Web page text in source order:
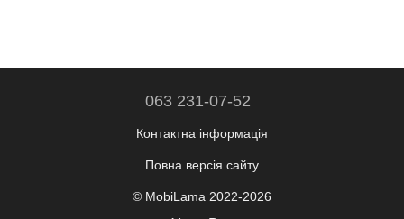
063 231-07-52
Контактна інформація
Повна версія сайту
© MobiLama 2022-2026